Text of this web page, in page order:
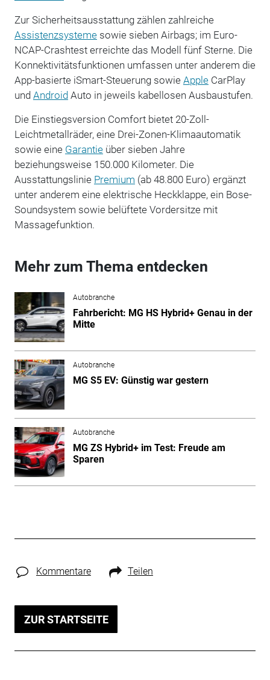
Zur Sicherheitsausstattung zählen zahlreiche
Assistenzsystemesowie sieben Airbags; im Euro-
NCAP-Crashtest erreichte das Modell fünf Sterne. Die
Konnektivitätsfunktionen umfassen unter anderem die
App-basierte iSmart-Steuerung sowie AppleCarPlay
und AndroidAuto in jeweils kabellosen Ausbaustufen.
Die Einstiegsversion Comfort bietet 20-Zoll-
Leichtmetallräder, eine Drei-Zonen-Klimaautomatik
sowie eine Garantieüber sieben Jahre
beziehungsweise 150.000 Kilometer. Die
Ausstattungslinie Premium (ab 48.800 Euro) ergänzt
unter anderem eine elektrische Heckklappe, ein Bose-
Soundsystem sowie belüftete Vordersitze mit
Massagefunktion.
Mehr zum Thema entdecken
Autobranche
Fahrbericht: MG HS Hybrid+ Genau in der
Mitte
Autobranche
MG S5 EV: Günstig war gestern
Autobranche
MG ZS Hybrid+ im Test: Freude am
Sparen
Kommentare Teilen
ZUR STARTSEITE